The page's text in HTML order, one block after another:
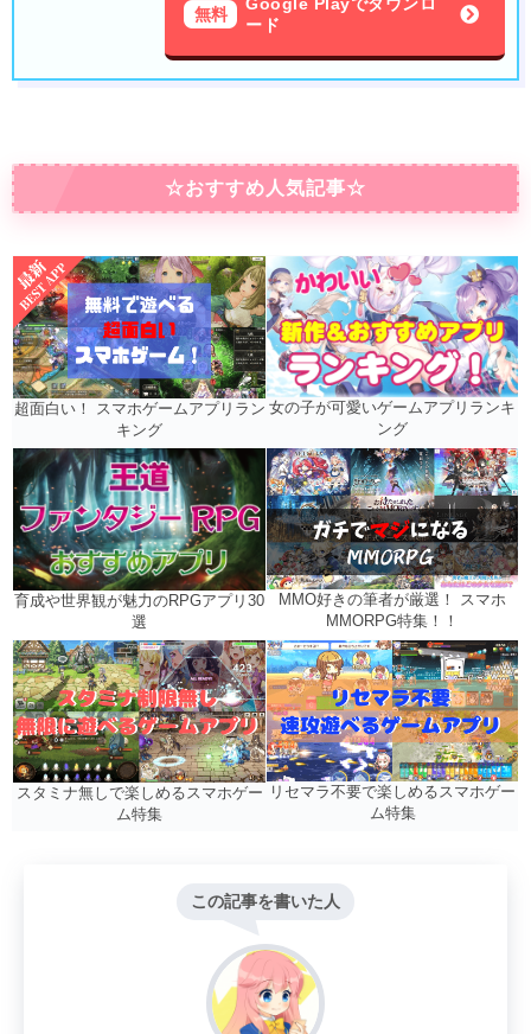
無料
Google Playでダウンロ
ード
☆おすすめ人気記事☆
超面白い！ スマホゲームアプリラン
キング
女の子が可愛いゲームアプリランキ
ング
育成や世界観が魅力のRPGアプリ30
選
MMO好きの筆者が厳選！ スマホ
MMORPG特集！！
スタミナ無しで楽しめるスマホゲー
ム特集
リセマラ不要で楽しめるスマホゲー
ム特集
この記事を書いた人